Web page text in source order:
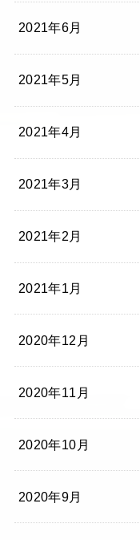
2021年6月
2021年5月
2021年4月
2021年3月
2021年2月
2021年1月
2020年12月
2020年11月
2020年10月
2020年9月